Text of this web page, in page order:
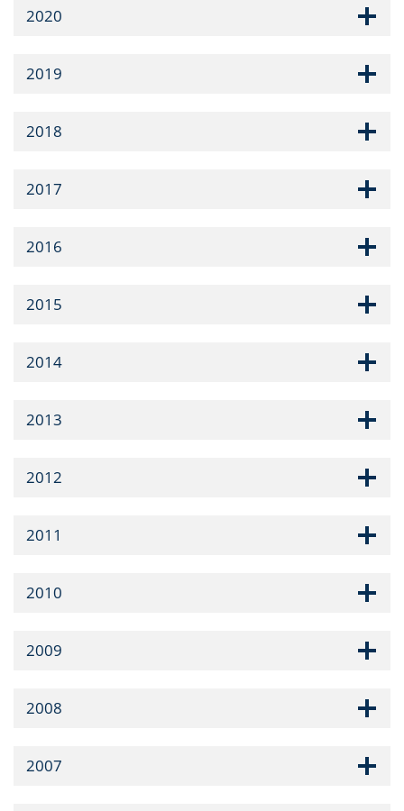
2020
2019
2018
2017
2016
2015
2014
2013
2012
2011
2010
2009
2008
2007